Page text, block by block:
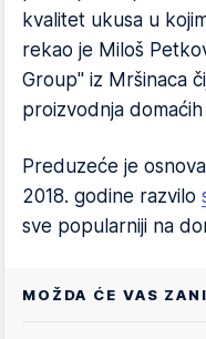
kvalitet ukusa u
rekao je Miloš
Group" iz Mršinaca
proizvodnja
Preduzeće je
2018. godine razvilo
sve popularniji na
MOŽDA ĆE VAS